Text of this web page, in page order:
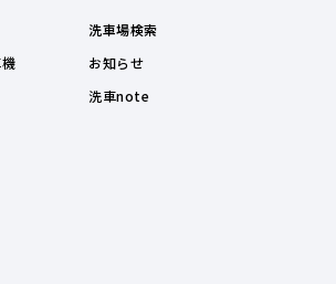
洗車場検索
お知らせ
洗車note